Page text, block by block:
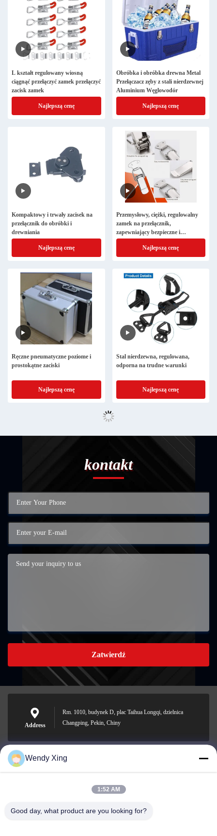
L kształt regulowany wiosną
ciągnąć przełączyć zamek przełączyć
zacisk zamek
Najlepszą cenę
Obróbka i obróbka drewna Metal
Przełączacz zęby z stali nierdzewnej
Aluminium Węglowodór
Najlepszą cenę
Kompaktowy i trwały zacisek na
przełącznik do obróbki i
drewniania
Najlepszą cenę
Przemysłowy, ciężki, regulowalny
zamek na przełącznik,
zapewniający bezpieczne i
precyzyjne zaciskanie
Najlepszą cenę
Ręczne pneumatyczne poziome i
prostokątne zaciski
Najlepszą cenę
Stal nierdzewna, regulowana,
odporna na trudne warunki
Najlepszą cenę
kontakt
Zatwierdź
Address
Rm. 1010, budynek D, plac Taihua Longqi, dzielnica
Changping, Pekin, Chiny
jesingd@vip.sina.com
Wendy Xing
1:52 AM
Good day, what product are you looking for?